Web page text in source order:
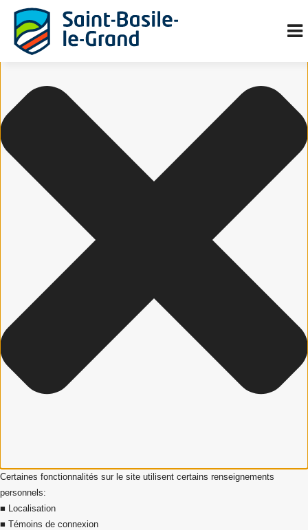
Gérer le consentement aux cookies
Certaines fonctionnalités sur le site utilisent certains renseignements
personnels:
■ Localisation
■ Témoins de connexion